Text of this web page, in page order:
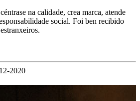
na calidade, crea marca, atende
social. Foi ben recibido
2020